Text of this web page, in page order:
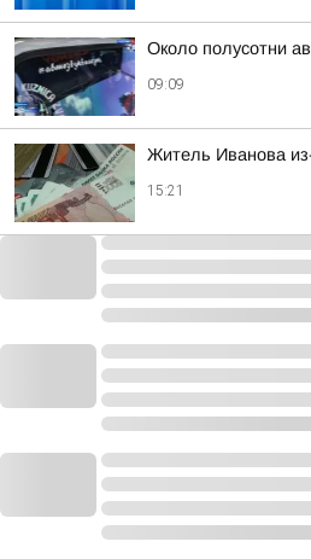
Около полусотни
09:09
Житель Иванова
15:21